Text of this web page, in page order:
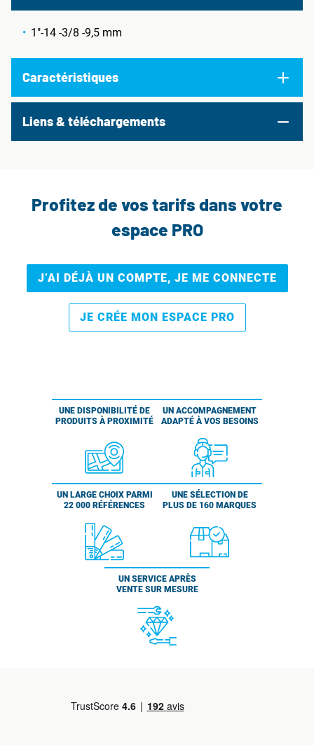
1"-14 -3/8 -9,5 mm
Caractéristiques
Liens & téléchargements
Profitez de vos tarifs dans votre
espace PRO
J’AI DÉJÀ UN COMPTE, JE ME CONNECTE
JE CRÉE MON ESPACE PRO
UNE DISPONIBILITÉ DE
PRODUITS À PROXIMITÉ
UN ACCOMPAGNEMENT
ADAPTÉ À VOS BESOINS
UN LARGE CHOIX PARMI
22 000 RÉFÉRENCES
UNE SÉLECTION DE
PLUS DE 160 MARQUES
UN SERVICE APRÈS
VENTE SUR MESURE